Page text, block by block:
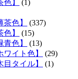
】
(1)
色】
(337)
】
(15)
色】
(13)
イト色】
(29)
タイル】
(1)